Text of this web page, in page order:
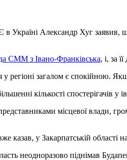
Україні Александр Хуг заявив,
СММ з Івано-Франківська, і, за
регіоні загалом є спокійною.
кількості спостерігачів у
місцевої влади,
у Закарпатській області
неодноразово піднімав